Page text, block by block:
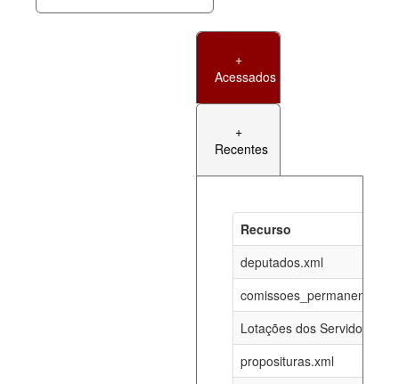
+
Acessados
+
Recentes
Recurso
deputados.xml
Lotações dos Servidores
proposituras.xml
documento_andamento_atual.xml
06-08-
funcionarios_lotacoes.xml